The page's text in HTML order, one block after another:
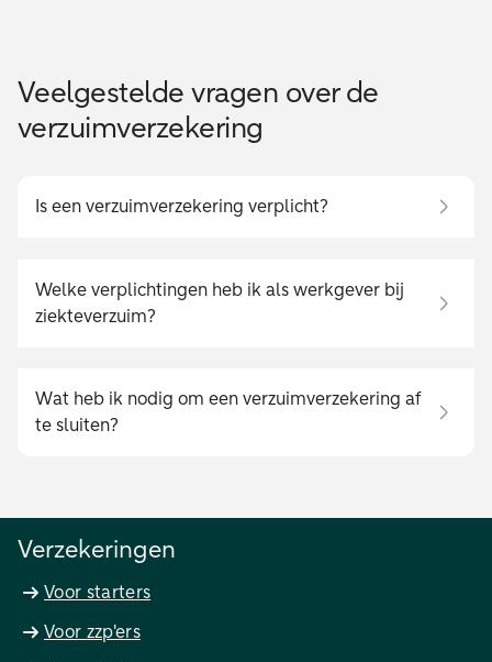
Veelgestelde vragen over de
verzuimverzekering
Is een verzuimverzekering verplicht?
Welke verplichtingen heb ik als werkgever bij
ziekteverzuim?
Wat heb ik nodig om een verzuimverzekering af
te sluiten?
Verzekeringen
Voor starters
Voor zzp'ers